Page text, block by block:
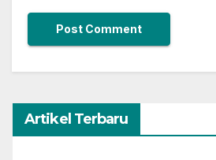
Artikel Terbaru